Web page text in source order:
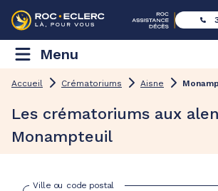
Menu
Accueil Crématoriums Aisne
Les crématoriums aux
Monampteuil
Ville ou code postal